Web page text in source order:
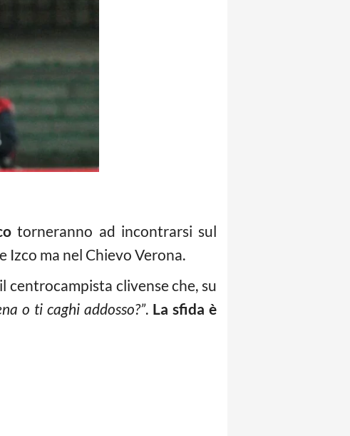
torneranno ad incontrarsi sul
Izco ma nel Chievo Verona.
centrocampista clivense che, su
o ti caghi addosso?”. La sfida è